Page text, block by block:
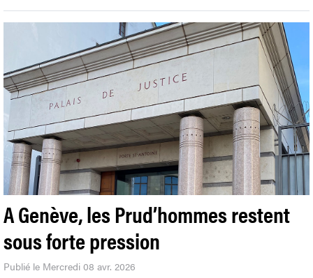
A Genève, les Prud’hommes restent
sous forte pression
Publié le Mercredi 08 avr. 2026